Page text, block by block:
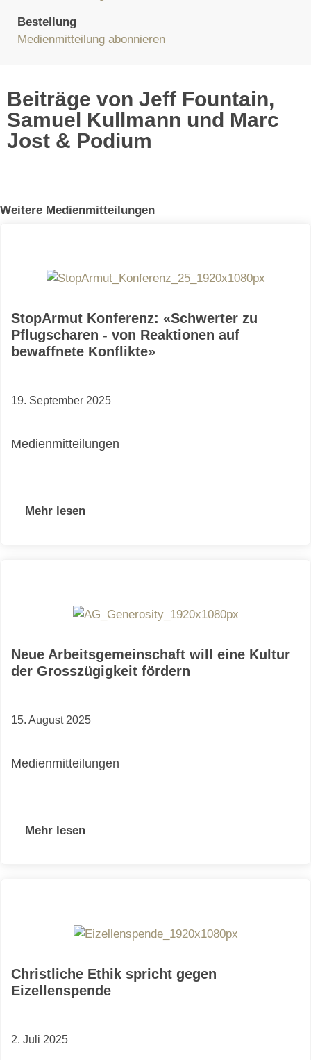
Bestellung
Medienmitteilung abonnieren
Beiträge von Jeff Fountain,
Samuel Kullmann und Marc
Jost & Podium
Weitere Medienmitteilungen
StopArmut Konferenz: «Schwerter zu
Pflugscharen - von Reaktionen auf
bewaffnete Konflikte»
19. September 2025
Medienmitteilungen
Mehr lesen
Neue Arbeitsgemeinschaft will eine Kultur
der Grosszügigkeit fördern
15. August 2025
Medienmitteilungen
Mehr lesen
Christliche Ethik spricht gegen
Eizellenspende
2. Juli 2025